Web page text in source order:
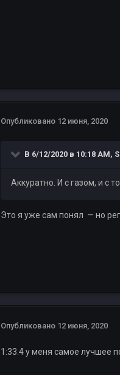
Опубликовано 12 июня, 2020
В 6/12/2020 в 10:18 AM,
Аккуратно. И с газом, и с
Это я уже сам понял — но
Опубликовано 12 июня, 2020
1:33.4 у меня самое лучшее